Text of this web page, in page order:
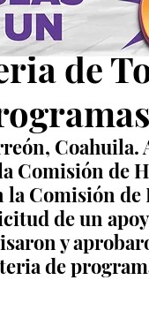
de
Coahuila.
Comisión de
la Comisión
de un
y
de